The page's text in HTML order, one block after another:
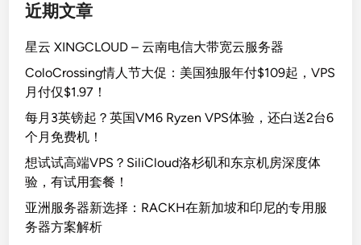
近期文章
星云 XINGCLOUD – 云南电信大带宽云服务器
ColoCrossing情人节大促：美国独服年付$109起，VPS
月付仅$1.97！
每月3英镑起？英国VM6 Ryzen VPS体验，还白送2台6
个月免费机！
想试试高端VPS？SiliCloud洛杉矶和东京机房深度体
验，有试用套餐！
亚洲服务器新选择：RACKH在新加坡和印尼的专用服
务器方案解析